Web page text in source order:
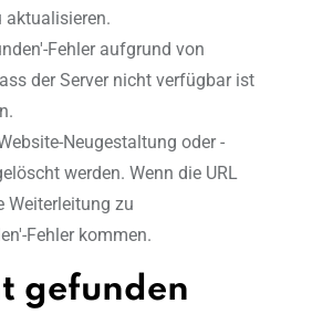
aktualisieren.
Fehler aufgrund von
der Server nicht verfügbar ist
Neugestaltung oder -
werden. Wenn die URL
Weiterleitung zu
Fehler kommen.
gefunden